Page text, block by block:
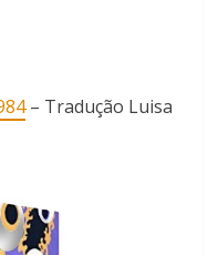
– Tradução Luisa